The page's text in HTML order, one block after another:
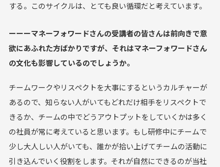
する。このサイクルは、とても良い循環だと考えています。
ーーーマネーフォワードさんの受講者の皆さんは前向きで意
欲にあふれた方ばかりですが、それはマネーフォワードさん
の文化も影響しているのでしょうか。
チームワークやリスペクトを大事にするというカルチャーが
あるので、知らない人がいてもどれだけ相手をリスペクトで
きるか、チームの中でどうアウトプットをしていくかは多く
の社員が常に考えていると思います。もし研修中にチームで
少し大人しい人がいても、誰かが拾い上げてチームの活動に
引き込んでいく役割をします。それが自然にできるのが当社